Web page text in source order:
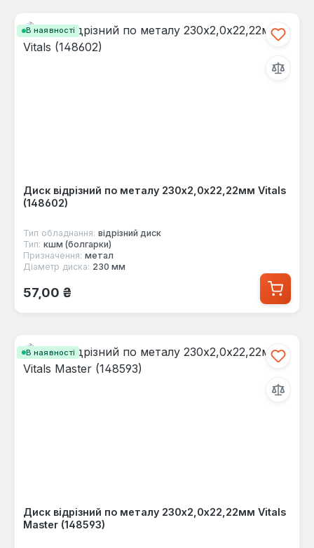
В наявності
Диск відрізний по металу 230х2,0х22,22мм Vitals
(148602)
Тип обладнання: відрізний диск
Тип: кшм (болгарки)
Призначення: метал
Діаметр диска: 230 мм
Звичайна ціна:
57,00 ₴
В наявності
Диск відрізний по металу 230х2,0х22,22мм Vitals
Master (148593)